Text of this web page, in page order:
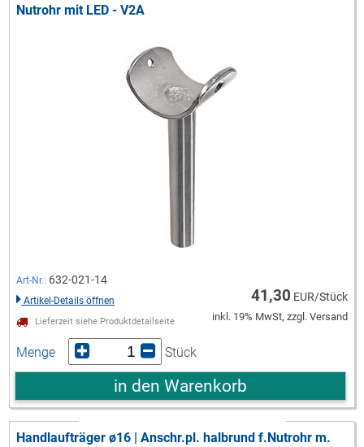
Nutrohr mit LED - V2A
Art-Nr.: 632-021-14
Artikel-Details öffnen
Lieferzeit siehe Produktdetailseite
41,30 EUR/Stück
inkl. 19% MwSt, zzgl. Versand
Menge Stück
in den Warenkorb
Handlaufträger ø16 | Anschr.pl. halbrund f.Nutrohr m.